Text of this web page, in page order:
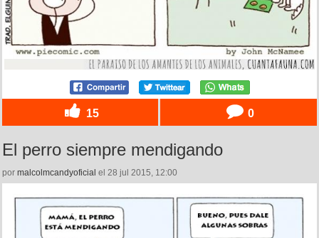
15 0
El perro siempre mendigando
por malcolmcandyoficial el 28 jul 2015, 12:00